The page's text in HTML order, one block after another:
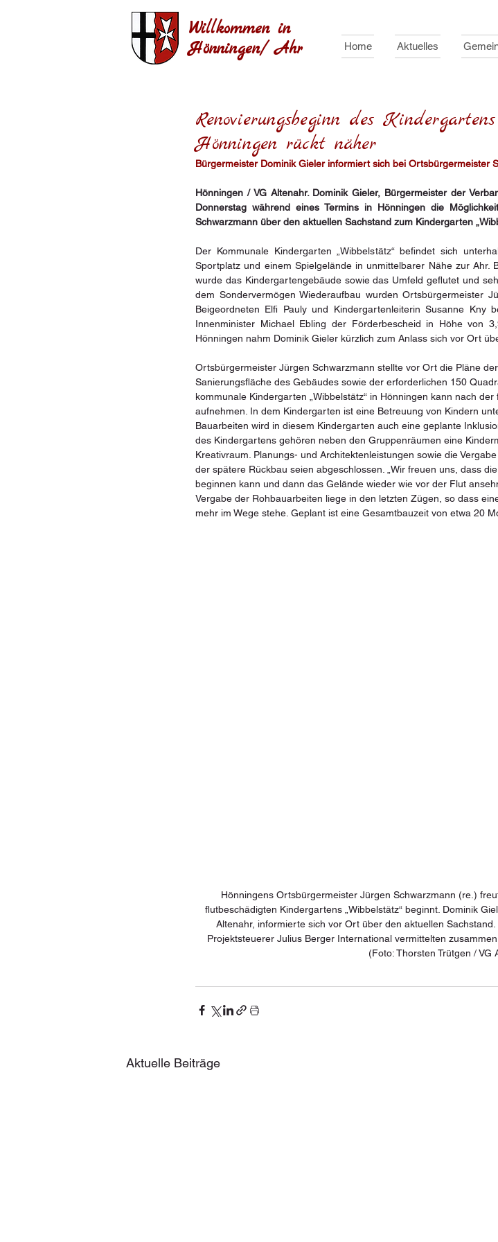
Willkommen in
Hönningen/ Ahr
Home Aktuelles
Renovierungsbeginn des
Hönningen rückt näher
Bürgermeister Dominik Gieler informiert sich bei Ortsbürgermeister
Hönningen / VG Altenahr. Dominik Gieler, Bürgermeister der
Donnerstag während eines Termins in Hönningen die
Schwarzmann über den aktuellen Sachstand zum Kindergarten
Der Kommunale Kindergarten „Wibbelstätz“ befindet sich
Sportplatz und einem Spielgelände in unmittelbarer Nähe zur Ahr.
wurde das Kindergartengebäude sowie das Umfeld geflutet und
dem Sondervermögen Wiederaufbau wurden Ortsbürgermeister
Beigeordneten Elfi Pauly und Kindergartenleiterin Susanne Kny
Innenminister Michael Ebling der Förderbescheid in Höhe von
Hönningen nahm Dominik Gieler kürzlich zum Anlass sich vor Ort
Ortsbürgermeister Jürgen Schwarzmann stellte vor Ort die Pläne
Sanierungsfläche des Gebäudes sowie der erforderlichen 150
kommunale Kindergarten „Wibbelstätz“ in Hönningen kann nach
aufnehmen. In dem Kindergarten ist eine Betreuung von Kindern
Bauarbeiten wird in diesem Kindergarten auch eine geplante
des Kindergartens gehören neben den Gruppenräumen eine
Kreativraum. Planungs- und Architektenleistungen sowie die
der spätere Rückbau seien abgeschlossen. „Wir freuen uns, dass
beginnen kann und dann das Gelände wieder wie vor der Flut
Vergabe der Rohbauarbeiten liege in den letzten Zügen, so dass
mehr im Wege stehe. Geplant ist eine Gesamtbauzeit von etwa 20
Hönningens Ortsbürgermeister Jürgen Schwarzmann (re.)
flutbeschädigten Kindergartens „Wibbelstätz“ beginnt. Dominik
Altenahr, informierte sich vor Ort über den aktuellen
Projektsteuerer Julius Berger International vermittelten
(Foto: Thorsten Trütgen / VG
Aktuelle Beiträge